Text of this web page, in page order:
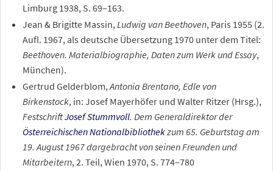
Limburg 1938, S. 69–163.
Jean & Brigitte Massin,Ludwig van Beethoven, Paris 1955 (2.
Aufl. 1967, als deutsche Übersetzung 1970 unter dem Titel:
Beethoven. Materialbiographie, Daten zum Werk und Essay,
München).
Gertrud Gelderblom, Antonia Brentano, Edle von
Birkenstock, in: Josef Mayerhöfer und Walter Ritzer (Hrsg.),
FestschriftJosef Stummvoll. Dem Generaldirektor der
Österreichischen Nationalbibliothekzum 65. Geburtstag am
19. August 1967 dargebracht von seinen Freunden und
Mitarbeitern, 2. Teil, Wien 1970, S. 774–780